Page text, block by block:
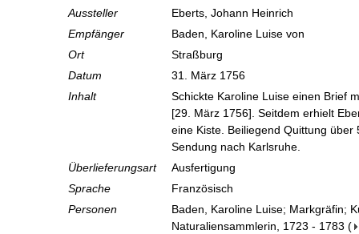
Aussteller
Eberts, Johann Heinrich
Empfänger
Baden, Karoline Luise von
Ort
Straßburg
Datum
31. März 1756
Inhalt
Schickte Karoline Luise einen Brief
[29. März 1756]. Seitdem erhielt
eine Kiste. Beiliegend Quittung über
Sendung nach Karlsruhe.
Überlieferungsart
Ausfertigung
Sprache
Französisch
Personen
Baden, Karoline Luise; Markgräfin;
Naturaliensammlerin, 1723 - 1783 (